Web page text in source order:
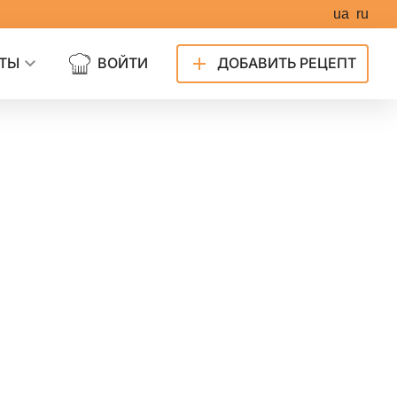
ua ru
ВОЙТИ ДОБАВИТЬ РЕЦЕПТ